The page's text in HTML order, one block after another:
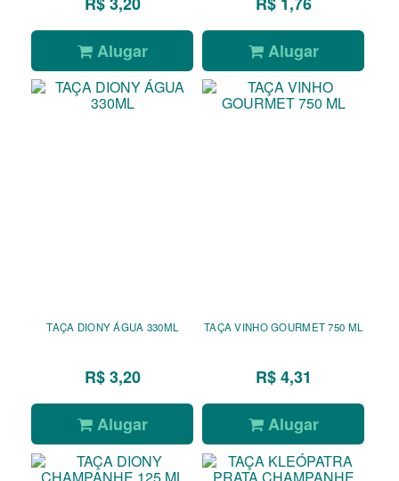
Alugar Alugar
TAÇA DIONY ÁGUA 330ML
R$ 3,20
Alugar
TAÇA VINHO GOURMET 750 ML
R$ 4,31
Alugar